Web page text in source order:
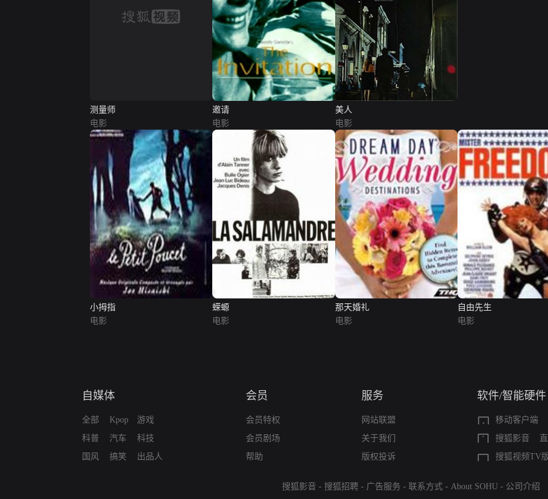
测量师
电影
邀请
电影
美人
电影
小拇指
电影
蝾螈
电影
那天婚礼
电影
自由先生
电影
自媒体
全部
科普
国风
Kpop
汽车
搞笑
游戏
科技
出品人
会员
会员特权
会员剧场
帮助
服务
网站联盟
关于我们
版权投诉
软件/智能硬件
移动客户端
搜狐影音
搜狐视频TV
搜狐影音 - 搜狐招聘 - 广告服务 - 联系方式 - About SOHU - 公司介绍